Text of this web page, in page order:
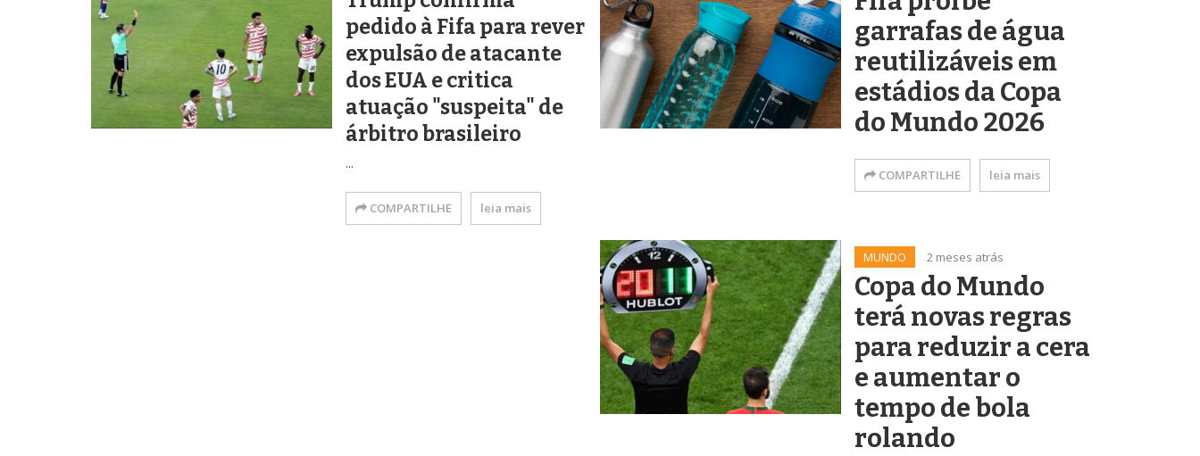
pedido à Fifa para rever
expulsão de atacante
dos EUA e critica
atuação "suspeita" de
árbitro brasileiro
...
COMPARTILHE leia mais
garrafas de água
reutilizáveis em
estádios da Copa
do Mundo 2026
COMPARTILHE leia mais
MUNDO 2 meses atrás
Copa do Mundo
terá novas regras
para reduzir a cera
e aumentar o
tempo de bola
rolando